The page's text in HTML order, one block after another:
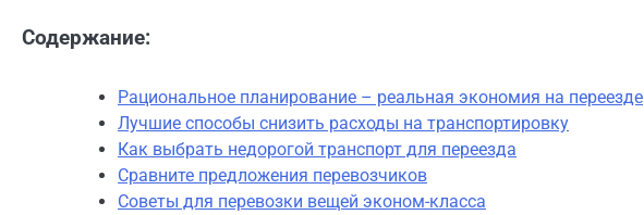
Содержание:
Рациональное планирование – реальная экономия на переезде
Лучшие способы снизить расходы на транспортировку
Как выбрать недорогой транспорт для переезда
Сравните предложения перевозчиков
Советы для перевозки вещей эконом-класса